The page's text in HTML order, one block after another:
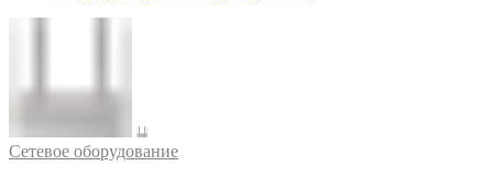
Cетевое оборудование